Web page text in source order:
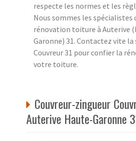
respecte les normes et les
Nous sommes les spécialistes
rénovation toiture à Auterive
Garonne) 31. Contactez vite la
Couvreur 31 pour confier la
votre toiture.
Couvreur-zingueur
Auterive Haute-Garonne